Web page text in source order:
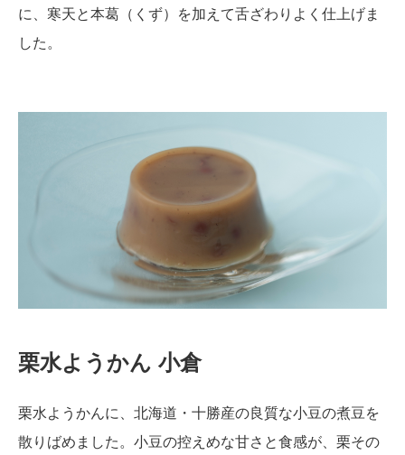
に、寒天と本葛（くず）を加えて舌ざわりよく仕上げま
した。
栗水ようかん 小倉
栗水ようかんに、北海道・十勝産の良質な小豆の煮豆を
散りばめました。小豆の控えめな甘さと食感が、栗その